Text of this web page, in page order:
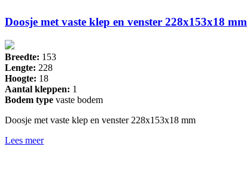
Doosje met vaste klep en venster 228x153x18 mm
Breedte: 153
Lengte: 228
Hoogte: 18
Aantal kleppen: 1
Bodem type vaste bodem
Doosje met vaste klep en venster 228x153x18 mm
Lees meer